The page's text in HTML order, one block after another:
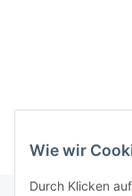
Wie wir
Durch Klicken